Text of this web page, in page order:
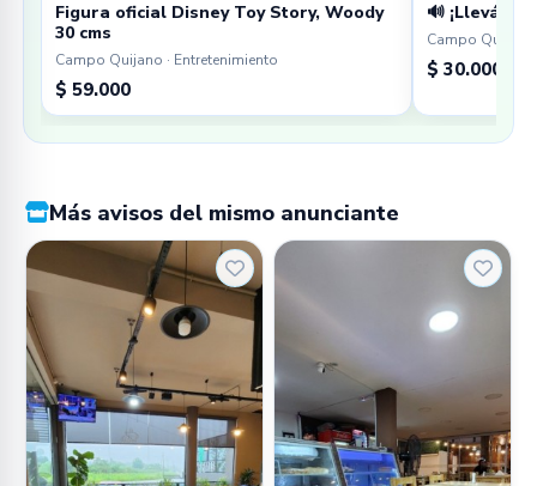
Figura oficial Disney Toy Story, Woody
30 cms
Campo Quijano · Entretenimiento
$ 59.000
🔊 ¡Llevá tu
Campo
$ 30.000
Más avisos del mismo anunciante